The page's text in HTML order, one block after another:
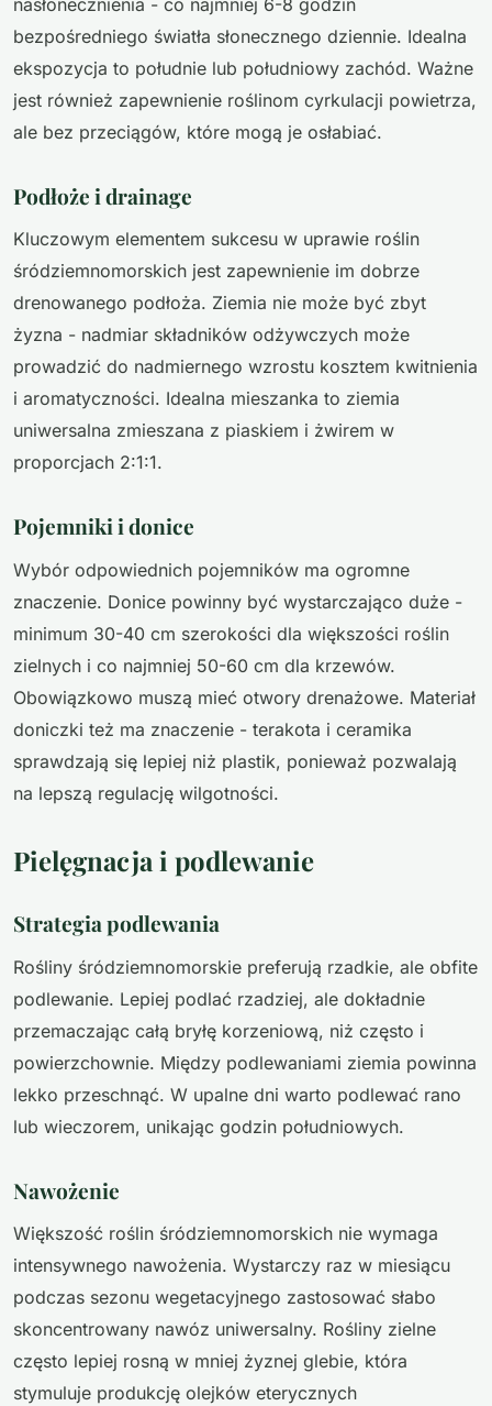
bezpośredniego światła słonecznego dziennie. Idealna
ekspozycja to południe lub południowy zachód. Ważne
jest również zapewnienie roślinom cyrkulacji powietrza,
ale bez przeciągów, które mogą je osłabiać.
Podłoże i drainage
Kluczowym elementem sukcesu w uprawie roślin
śródziemnomorskich jest zapewnienie im dobrze
drenowanego podłoża. Ziemia nie może być zbyt
żyzna - nadmiar składników odżywczych może
prowadzić do nadmiernego wzrostu kosztem kwitnienia
i aromatyczności. Idealna mieszanka to ziemia
uniwersalna zmieszana z piaskiem i żwirem w
proporcjach 2:1:1.
Pojemniki i donice
Wybór odpowiednich pojemników ma ogromne
znaczenie. Donice powinny być wystarczająco duże -
minimum 30-40 cm szerokości dla większości roślin
zielnych i co najmniej 50-60 cm dla krzewów.
Obowiązkowo muszą mieć otwory drenażowe. Materiał
doniczki też ma znaczenie - terakota i ceramika
sprawdzają się lepiej niż plastik, ponieważ pozwalają
na lepszą regulację wilgotności.
Pielęgnacja i podlewanie
Strategia podlewania
Rośliny śródziemnomorskie preferują rzadkie, ale obfite
podlewanie. Lepiej podlać rzadziej, ale dokładnie
przemaczając całą bryłę korzeniową, niż często i
powierzchownie. Między podlewaniami ziemia powinna
lekko przeschnąć. W upalne dni warto podlewać rano
lub wieczorem, unikając godzin południowych.
Nawożenie
Większość roślin śródziemnomorskich nie wymaga
intensywnego nawożenia. Wystarczy raz w miesiącu
podczas sezonu wegetacyjnego zastosować słabo
skoncentrowany nawóz uniwersalny. Rośliny zielne
często lepiej rosną w mniej żyznej glebie, która
stymuluje produkcję olejków eterycznych